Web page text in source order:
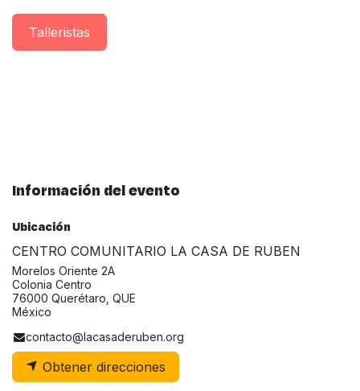
Taller​istas
Información del evento
Ubicación
CENTRO COMUNITARIO LA CASA DE RUBEN
Morelos Oriente 2A
Colonia Centro
76000 Querétaro, QUE
México
contacto@lacasaderuben.org
Obtener direcciones